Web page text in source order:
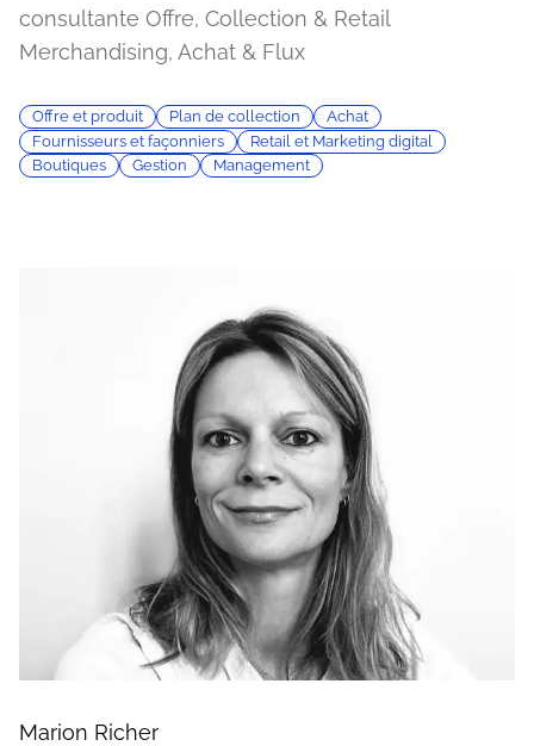
consultante Offre, Collection & Retail
Merchandising, Achat & Flux
Offre et produit Plan de collection
Achat
Fournisseurs et façonniers
Retail et Marketing digital
Boutiques
Gestion Management
Marion Richer